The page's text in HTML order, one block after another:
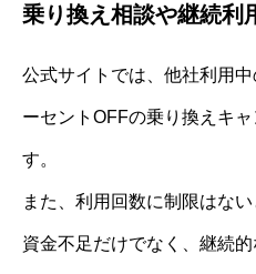
乗り換え相談や継続利
公式サイトでは、他社利用
ーセントOFFの乗り換えキ
す。
また、利用回数に制限はな
資金不足だけでなく、継続